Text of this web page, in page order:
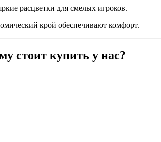
расцветки для смелых игроков.
крой обеспечивают комфорт.
стоит купить у нас?